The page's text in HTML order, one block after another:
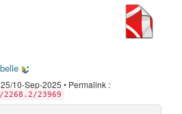
10-Sep-2025 • Permalink :
23969